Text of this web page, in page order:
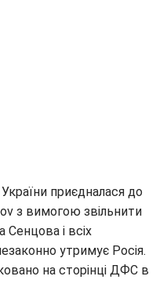
приєдналася до
з вимогою звільнити
Сенцова і всіх
утримує Росія.
на сторінці ДФС в